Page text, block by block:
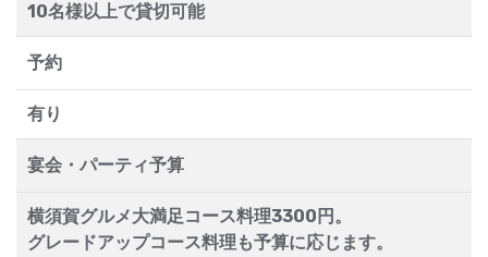
10名様以上で貸切可能
予約
有り
宴会・パーティ予算
横須賀グルメ大満足コース料理3300円。
グレードアップコース料理も予算に応じます。